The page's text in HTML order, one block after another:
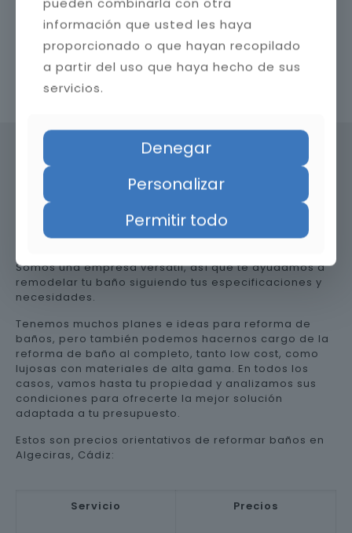
Contacta con nosotros
Precio de reformar el baño en
Cádiz
Somos una empresa versátil, así que te ayudamos a
remodelar tu baño siguiendo tus especificaciones y
necesidades.
Tenemos muchos planes e ideas para reforma de
baños, pero también podemos hacernos cargo de la
reforma de baño al completo, tanto low cost, como
lujosas con materiales de alta gama. En todos los
casos, vamos hasta tu propiedad y analizamos sus
condiciones para ofrecerte la mejor solución
adaptada a tu presupuesto.
Estos son precios orientativos de reformar baños en
Algeciras, Cádiz:
Servicio Precios
información que usted les haya
proporcionado o que hayan recopilado
a partir del uso que haya hecho de sus
servicios.
Denegar
Personalizar
Permitir todo